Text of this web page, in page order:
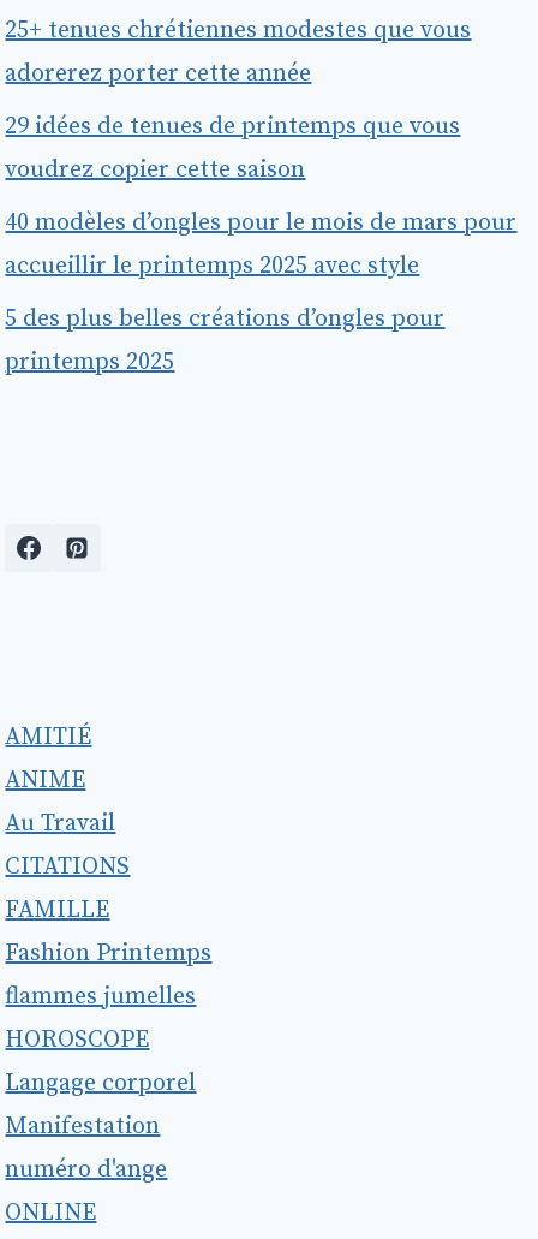
25+ tenues chrétiennes modestes que vous
adorerez porter cette année
29 idées de tenues de printemps que vous
voudrez copier cette saison
40 modèles d’ongles pour le mois de mars pour
accueillir le printemps 2025 avec style
5 des plus belles créations d’ongles pour
printemps 2025
AMITIÉ
ANIME
Au Travail
CITATIONS
FAMILLE
Fashion Printemps
flammes jumelles
HOROSCOPE
Langage corporel
Manifestation
numéro d'ange
ONLINE